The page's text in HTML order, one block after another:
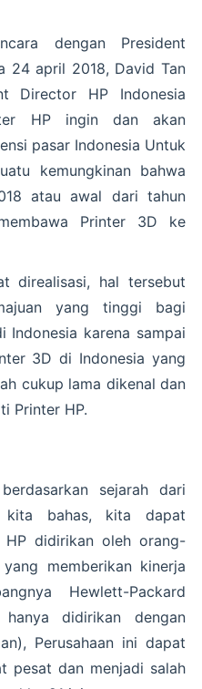
dengan President
24 april 2018, David Tan
Director HP Indonesia
HP ingin dan akan
pasar Indonesia Untuk
kemungkinan bahwa
atau awal dari tahun
Printer 3D ke
direalisasi, hal tersebut
yang tinggi bagi
Indonesia karena sampai
3D di Indonesia yang
cukup lama dikenal dan
Printer HP.
sejarah dari
bahas, kita dapat
HP didirikan oleh orang-
memberikan kinerja
Hewlett-Packard
didirikan dengan
Perusahaan ini dapat
pesat dan menjadi salah